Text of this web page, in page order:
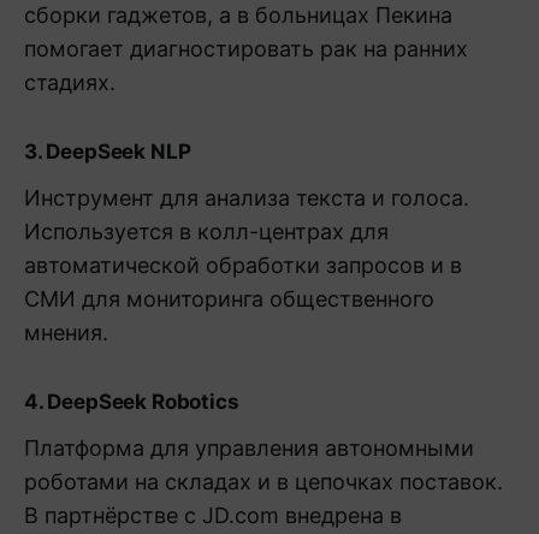
сборки гаджетов, а в больницах Пекина
помогает диагностировать рак на ранних
стадиях.
3. DeepSeek NLP
Инструмент для анализа текста и голоса.
Используется в колл-центрах для
автоматической обработки запросов и в
СМИ для мониторинга общественного
мнения.
4. DeepSeek Robotics
Платформа для управления автономными
роботами на складах и в цепочках поставок.
В партнёрстве с JD.com внедрена в